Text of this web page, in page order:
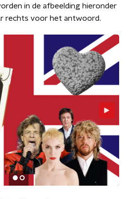
in de afbeelding hieronder
rechts voor het antwoord.